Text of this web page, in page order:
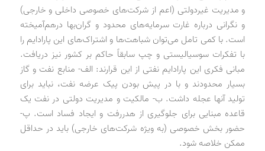
و مدیریت غیردولتی (اعم از شرکت‌های خصوصی داخلی و خارجی)
و نگرانی درباره غارت سرمایه‌های محدود و گران‌بها درهم‌آمیخته
است. با کمی تامل می‌توان شباهت‌ها و اشتراک‌های این پارادایم را
با تفکرات سوسیالیستی و چپ سابقاً حاکم بر کشور نیز دریافت.
مبانی فکری این پارادایم نفتی از این قرارند: الف- منابع نفت و گاز
بسیار محدودند و با در پیش بودن پیک عرضه نفت، نباید برای
تولید آنها عجله داشت. ب- مالکیت و مدیریت دولتی در نفت یک
قاعده مبنایی برای جلوگیری از هدررفت و ایجاد فساد است. پ-
حضور بخش خصوصی (به ویژه شرکت‌های خارجی) باید در حداقل
ممکن خلاصه شود.